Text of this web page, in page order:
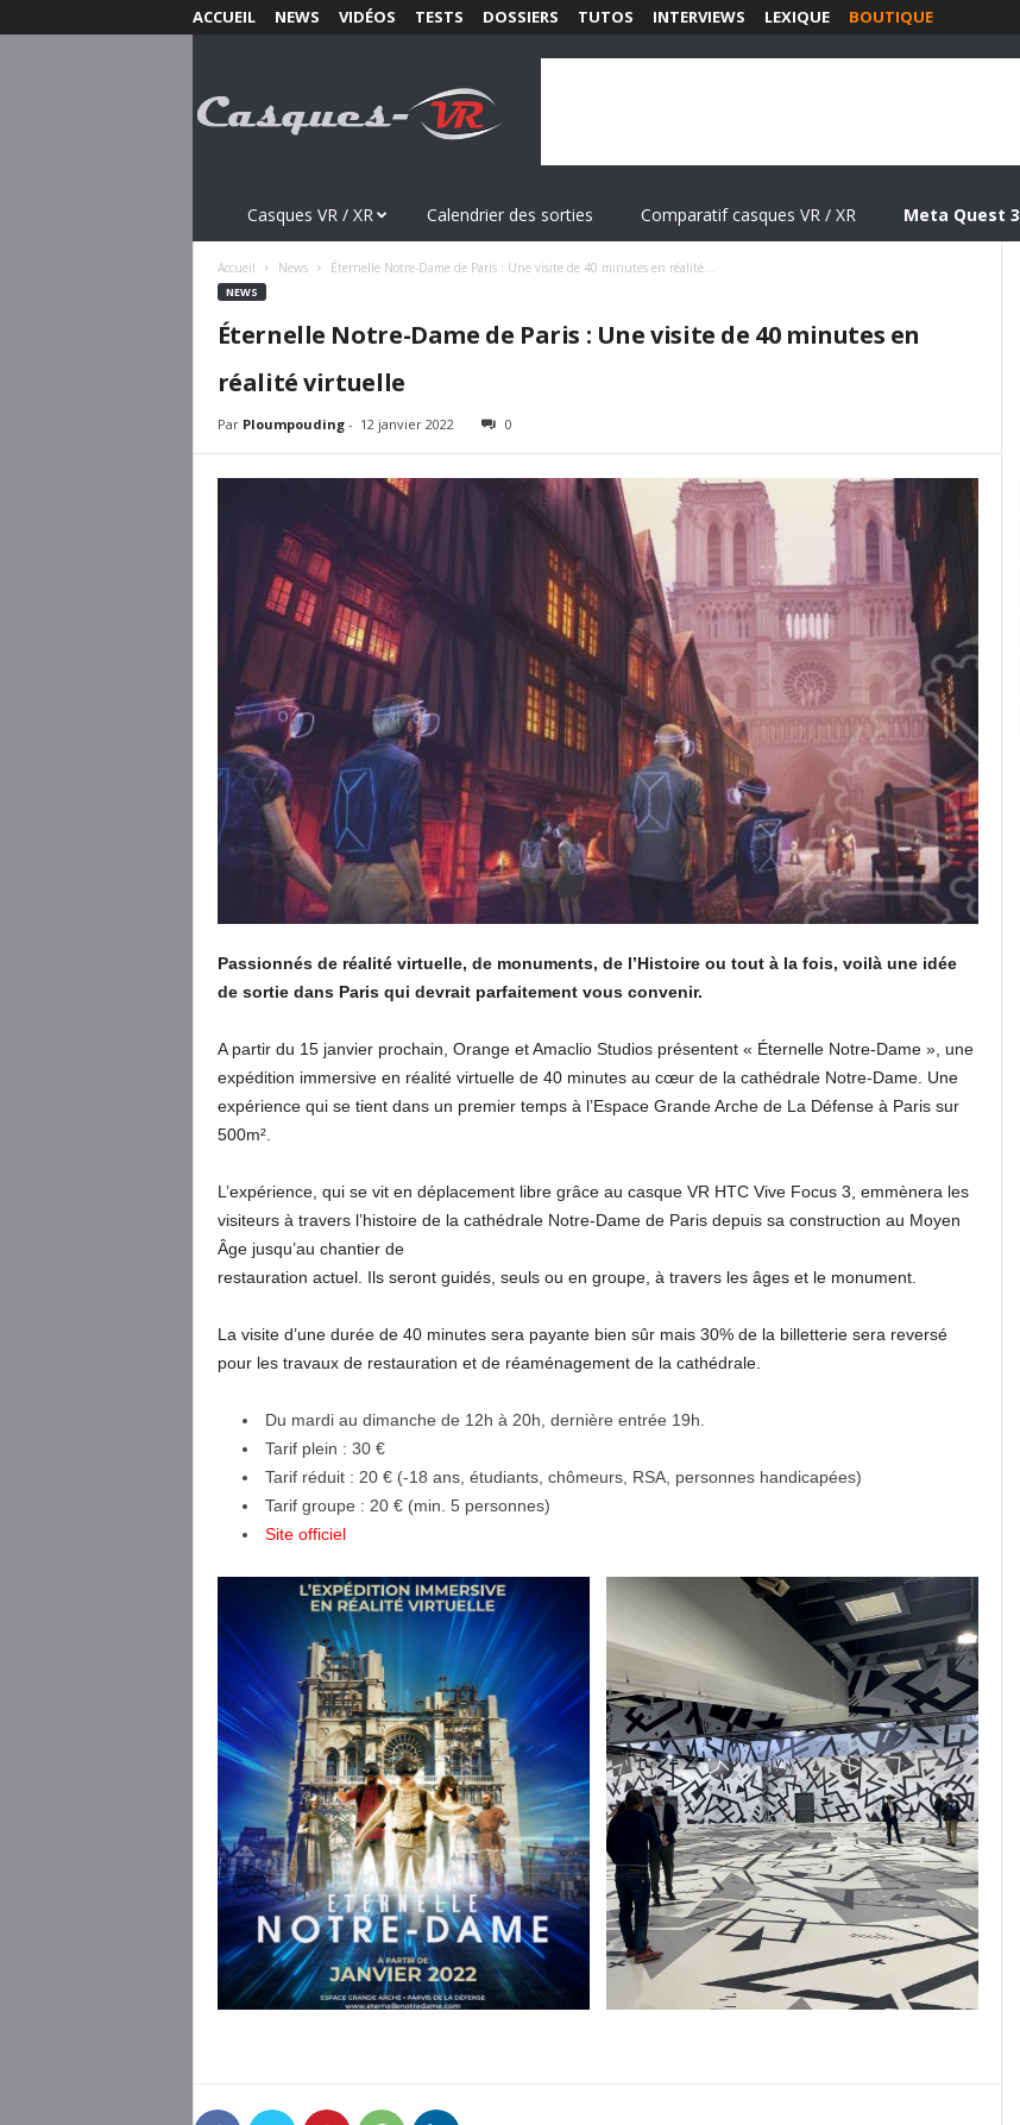
ACCUEIL NEWS VIDÉOS TESTS DOSSIERS TUTOS INTERVIEWS LEXIQUE BOUTIQUE
s
Casques VR / XR Calendrier des sorties Comparatif casques VR / XR Meta Quest 3
Accueil News Éternelle Notre-Dame de Paris : Une visite de 40 minutes en réalité...
NEWS
Éternelle Notre-Dame de Paris : Une visite de 40 minutes en
réalité virtuelle
Par Ploumpouding- 12 janvier 2022 0
Passionnés de réalité virtuelle, de monuments, de l’Histoire ou tout à la fois, voilà une idée
de sortie dans Paris qui devrait parfaitement vous convenir.
A partir du 15 janvier prochain, Orange et Amaclio Studios présentent « Éternelle Notre-Dame », une
expédition immersive en réalité virtuelle de 40 minutes au cœur de la cathédrale Notre-Dame. Une
expérience qui se tient dans un premier temps à l’Espace Grande Arche de La Défense à Paris sur
500m².
L’expérience, qui se vit en déplacement libre grâce au casque VR HTC Vive Focus 3, emmènera les
visiteurs à travers l’histoire de la cathédrale Notre-Dame de Paris depuis sa construction au Moyen
Âge jusqu’au chantier de
restauration actuel. Ils seront guidés, seuls ou en groupe, à travers les âges et le monument.
La visite d’une durée de 40 minutes sera payante bien sûr mais 30% de la billetterie sera reversé
pour les travaux de restauration et de réaménagement de la cathédrale.
Du mardi au dimanche de 12h à 20h, dernière entrée 19h.
Tarif plein : 30 €
Tarif réduit : 20 € (-18 ans, étudiants, chômeurs, RSA, personnes handicapées)
Tarif groupe : 20 € (min. 5 personnes)
Site officiel